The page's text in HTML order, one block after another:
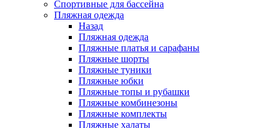
Спортивные для бассейна
Пляжная одежда
Назад
Пляжная одежда
Пляжные платья и сарафаны
Пляжные шорты
Пляжные туники
Пляжные юбки
Пляжные топы и рубашки
Пляжные комбинезоны
Пляжные комплекты
Пляжные халаты